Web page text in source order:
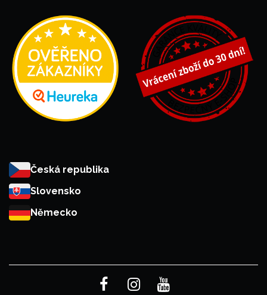
Česká republika
Slovensko
Německo